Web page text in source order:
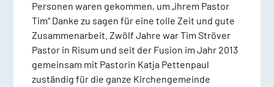
Personen waren gekommen, um „ihrem Pastor
Tim“ Danke zu sagen für eine tolle Zeit und gute
Zusammenarbeit. Zwölf Jahre war Tim Ströver
Pastor in Risum und seit der Fusion im Jahr 2013
gemeinsam mit Pastorin Katja Pettenpaul
zuständig für die ganze Kirchengemeinde